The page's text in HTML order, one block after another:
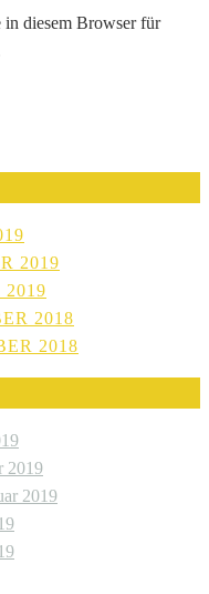
diesem Browser für
2019
2018
2018
2019
2019